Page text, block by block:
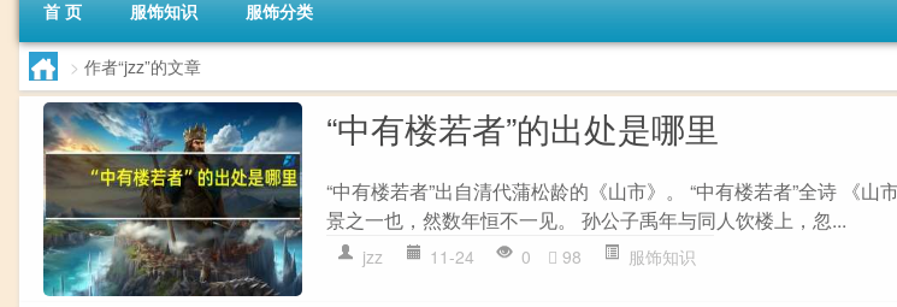
首 页 服饰知识 服饰分类
> 作者“jzz”的文章
“中有楼若者”的出处是哪里
“中有楼若者”出自清代蒲松龄的《山市》。 “中有楼若者”全诗 《山
景之一也，然数年恒不一见。 孙公子禹年与同人饮楼上，忽...
jzz 11-24 0 98 服饰知识